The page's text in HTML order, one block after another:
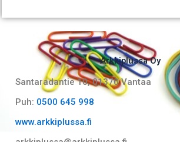
Arkkiplussa Oy
Santaradantie 10, 01370 Vantaa​
Puh: 0500 645 998
www.arkkiplussa.fi